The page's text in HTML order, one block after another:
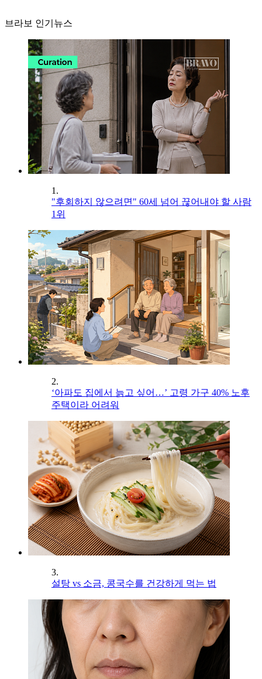
브라보 인기뉴스
1.
"후회하지 않으려면" 60세 넘어 끊어내야 할 사람
1위
2.
‘아파도 집에서 늙고 싶어…’ 고령 가구 40% 노후
주택이라 어려워
3.
설탕 vs 소금, 콩국수를 건강하게 먹는 법